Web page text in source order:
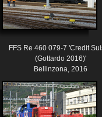
FFS Re 460 079-7 'Credit
(Gottardo 2016)'
Bellinzona, 2016